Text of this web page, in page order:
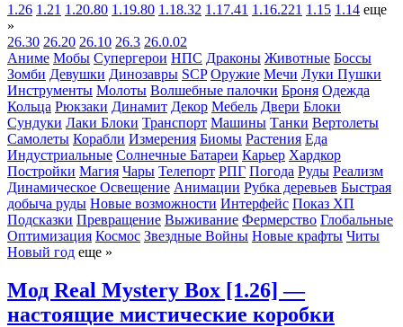
1.26 1.21 1.20.80 1.19.80 1.18.32 1.17.41 1.16.221 1.15 1.14 еще
»
26.30 26.20 26.10 26.3 26.0.02
Аниме Мобы Супергерои НПС Драконы Животные Боссы
Зомби Девушки Динозавры SCP Оружие Мечи Луки Пушки
Инструменты Молоты Волшебные палочки Броня Одежда
Кольца Рюкзаки Динамит Декор Мебель Двери Блоки
Сундуки Лаки Блоки Транспорт Машины Танки Вертолеты
Самолеты Корабли Измерения Биомы Растения Еда
Индустриальные Солнечные Батареи Карьер Хардкор
Постройки Магия Чары Телепорт РПГ Погода Руды Реализм
Динамическое Освещение Анимации Рубка деревьев Быстрая
добыча руды Новые возможности Интерфейс Показ ХП
Подсказки Превращение Выживание Фермерство Глобальные
Оптимизация Космос Звездные Войны Новые крафты Читы
Новый год еще »
Мод Real Mystery Box [1.26] —
настоящие мистические коробки